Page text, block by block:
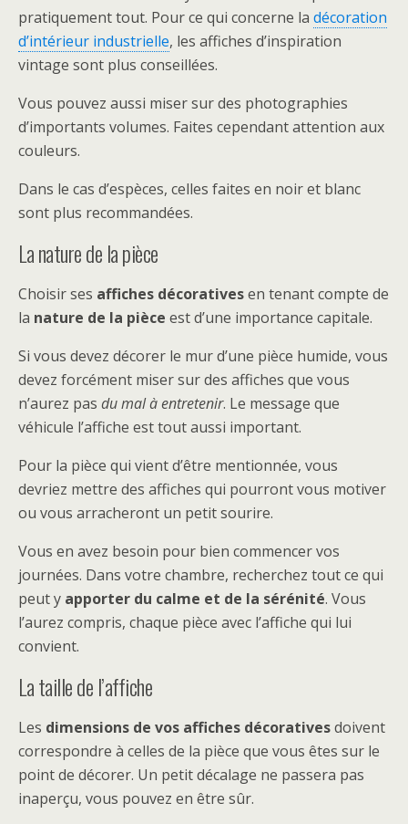
pratiquement tout. Pour ce qui concerne la décoration
d’intérieur industrielle, les affiches d’inspiration
vintage sont plus conseillées.
Vous pouvez aussi miser sur des photographies
d’importants volumes. Faites cependant attention aux
couleurs.
Dans le cas d’espèces, celles faites en noir et blanc
sont plus recommandées.
La nature de la pièce
Choisir ses affiches décorativesen tenant compte de
la nature de la pièce est d’une importance capitale.
Si vous devez décorer le mur d’une pièce humide, vous
devez forcément miser sur des affiches que vous
n’aurez pas du mal à entretenir. Le message que
véhicule l’affiche est tout aussi important.
Pour la pièce qui vient d’être mentionnée, vous
devriez mettre des affiches qui pourront vous motiver
ou vous arracheront un petit sourire.
Vous en avez besoin pour bien commencer vos
journées. Dans votre chambre, recherchez tout ce qui
peut y apporter du calme et de la sérénité. Vous
l’aurez compris, chaque pièce avec l’affiche qui lui
convient.
La taille de l’affiche
Les dimensions de vos affiches décorativesdoivent
correspondre à celles de la pièce que vous êtes sur le
point de décorer. Un petit décalage ne passera pas
inaperçu, vous pouvez en être sûr.